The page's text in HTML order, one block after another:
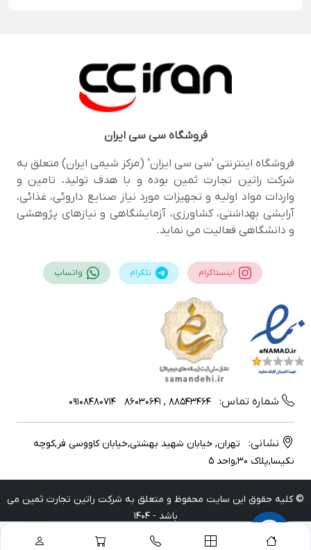
فروشگاهسی سی ایران
فروشگاه اینترنتی 'سی سی ایران' (مرکز شیمی ایران) متعلق به
شرکت راتین تجارت ثمین بوده و با هدف تولید، تامین و
واردات مواد اولیه و تجهیزات مورد نیاز صنایع داروئی، غذائی،
آرایشی بهداشتی، کشاورزی، آزمایشگاهی و نیازهای پژوهشی
و دانشگاهی فعالیت می نماید.
اینستاگرام تلگرام واتساپ
شماره تماس: 88543464 , 86030641
09108480714
نشانی:
تهران, خیابان شهید بهشتی,خیابان کاووسی فر,کوچه
نکیسا,پلاک 30,واحد 5
© کلیه حقوق این سایت محفوظ و متعلق به شرکت راتین تجارت ثمین می
باشد - 1404